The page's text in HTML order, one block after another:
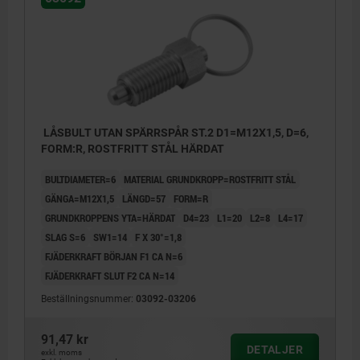
LÅSBULT UTAN SPÄRRSPÅR ST.2 D1=M12X1,5, D=6,
FORM:R, ROSTFRITT STÅL HÄRDAT
BULTDIAMETER=6
MATERIAL GRUNDKROPP=ROSTFRITT STÅL
GÄNGA=M12X1,5
LÄNGD=57
FORM=R
GRUNDKROPPENS YTA=HÄRDAT
D4=23 L1=20 L2=8
L4=17
SLAG S=6
SW1=14
F X 30°=1,8
FJÄDERKRAFT BÖRJAN F1 CA N=6
FJÄDERKRAFT SLUT F2 CA N=14
Beställningsnummer: 03092-03206
91,47 kr
exkl. moms
DETALJER